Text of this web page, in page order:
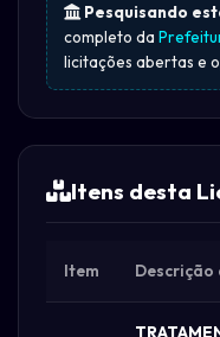
Pesquisando
completo da
licitações abertas e
Itens desta
Item